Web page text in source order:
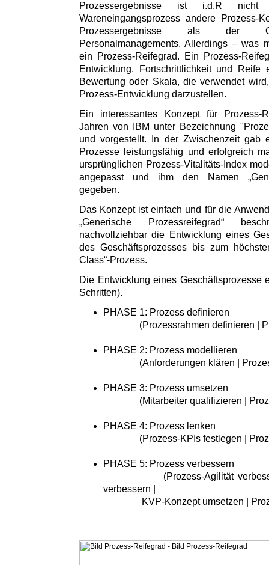
Prozessergebnisse ist i.d.R
Wareneingangsprozess andere Prozess-
Prozessergebnisse als der
Personalmanagements. Allerdings – was
ein Prozess-Reifegrad. Ein Prozess-
Entwicklung, Fortschrittlichkeit und
Bewertung oder Skala, die verwendet
Prozess-Entwicklung darzustellen.
Ein interessantes Konzept für Prozess-
Jahren von IBM unter Bezeichnung
und vorgestellt. In der Zwischenzeit gab
Prozesse leistungsfähig und erfolgreich
ursprünglichen Prozess-Vitalitäts-Index
angepasst und ihm den Namen
gegeben.
Das Konzept ist einfach und für die
„Generische Prozessreifegrad“
nachvollziehbar die Entwicklung eines
des Geschäftsprozesses bis zum
Class“-Prozess.
Die Entwicklung eines Geschäftsprozesse
Schritten).
PHASE 1: Prozess definieren
(Prozessrahmen definieren |
PHASE 2: Prozess modellieren
(Anforderungen klären |
PHASE 3: Prozess umsetzen
(Mitarbeiter qualifizieren |
PHASE 4: Prozess lenken
(Prozess-KPIs festlegen |
PHASE 5: Prozess verbessern
(Prozess-Agilität verbessern
verbessern |
KVP-Konzept umsetzen |